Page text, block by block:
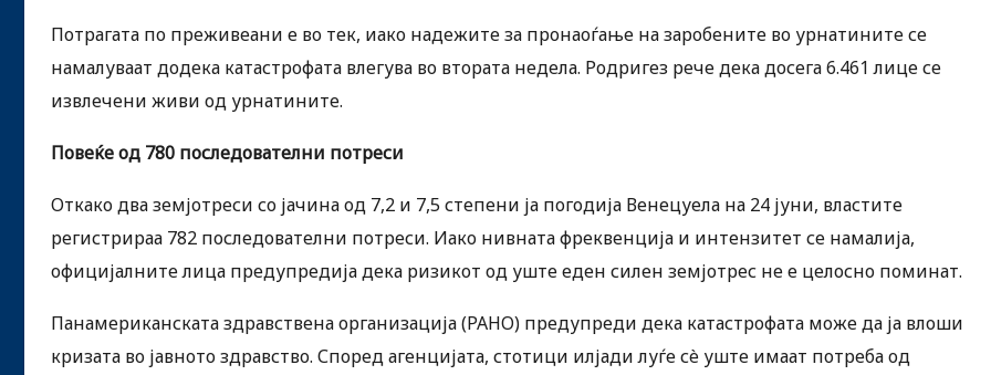
Потрагата по преживеани е во тек, иако надежите за пронаоѓање на заробените во урнатините се
намалуваат додека катастрофата влегува во втората недела. Родригез рече дека досега 6.461 лице се
извлечени живи од урнатините.
Повеќе од 780 последователни потреси
Откако два земјотреси со јачина од 7,2 и 7,5 степени ја погодија Венецуела на 24 јуни, властите
регистрираа 782 последователни потреси. Иако нивната фреквенција и интензитет се намалија,
официјалните лица предупредија дека ризикот од уште еден силен земјотрес не е целосно поминат.
Панамериканската здравствена организација (PAHO) предупреди дека катастрофата може да ја влоши
кризата во јавното здравство. Според агенцијата, стотици илјади луѓе сè уште имаат потреба од